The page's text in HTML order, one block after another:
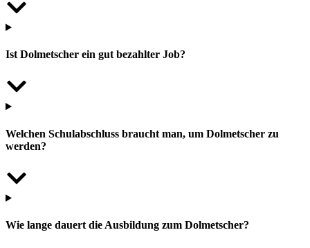
Ist Dolmetscher ein gut bezahlter Job?
Welchen Schulabschluss braucht man, um Dolmetscher zu
werden?
Wie lange dauert die Ausbildung zum Dolmetscher?